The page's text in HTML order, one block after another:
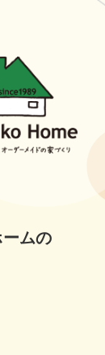
ムの